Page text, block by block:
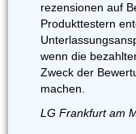
rezensionen auf
Produkttestern
wenn die
Zweck der
machen.
LG Frankfurt am